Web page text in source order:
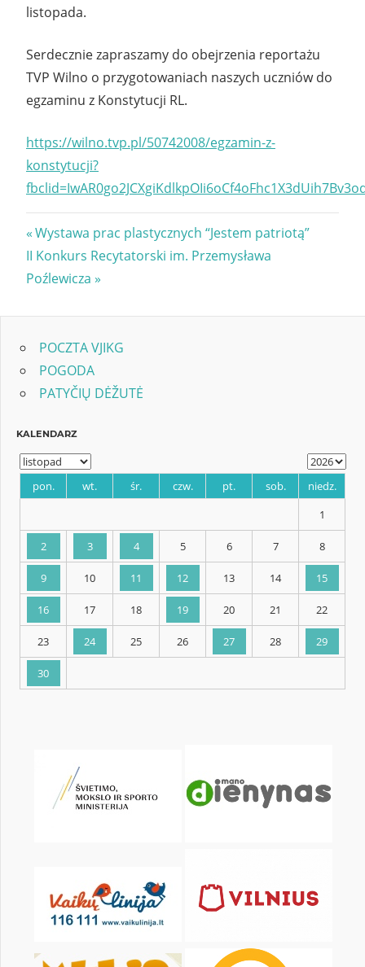
listopada.
Serdecznie zapraszamy do obejrzenia reportażu
TVP Wilno o przygotowaniach naszych uczniów do
egzaminu z Konstytucji RL.
https://wilno.tvp.pl/50742008/egzamin-z-
konstytucji?
Nawigacja
wpisu
Previous
Post:
Wystawa prac plastycznych “Jestem patriotą”
Next
Post:
II Konkurs Recytatorski im. Przemysława
Poźlewicza
POCZTA VJIKG
POGODA
PATYČIŲ DĖŽUTĖ
KALENDARZ
2 3